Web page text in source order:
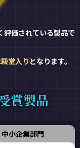
評価されている製品で
殿堂入り となります。
賞製品
中小企業部門